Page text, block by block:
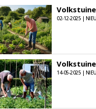
02-12-2025 |
14-05-2025 |